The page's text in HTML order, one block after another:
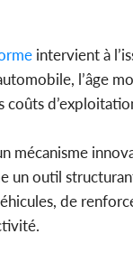
intervient à
l’âge
coûts
mécanisme
un outil
de